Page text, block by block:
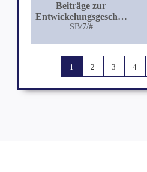
Beiträge zur
Entwickelungsgeschichte
der Cornea der
SB/7/#
1 2 3 4